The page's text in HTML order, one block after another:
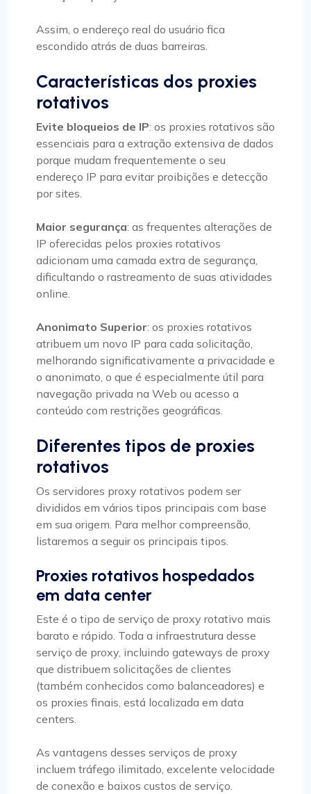
Assim, o endereço real do usuário fica
escondido atrás de duas barreiras.
Características dos proxies
rotativos
Evite bloqueios de IP: os proxies rotativos são
essenciais para a extração extensiva de dados
porque mudam frequentemente o seu
endereço IP para evitar proibições e detecção
por sites.
Maior segurança: as frequentes alterações de
IP oferecidas pelos proxies rotativos
adicionam uma camada extra de segurança,
dificultando o rastreamento de suas atividades
online.
Anonimato Superior: os proxies rotativos
atribuem um novo IP para cada solicitação,
melhorando significativamente a privacidade e
o anonimato, o que é especialmente útil para
navegação privada na Web ou acesso a
conteúdo com restrições geográficas.
Diferentes tipos de proxies
rotativos
Os servidores proxy rotativos podem ser
divididos em vários tipos principais com base
em sua origem. Para melhor compreensão,
listaremos a seguir os principais tipos.
Proxies rotativos hospedados
em data center
Este é o tipo de serviço de proxy rotativo mais
barato e rápido. Toda a infraestrutura desse
serviço de proxy, incluindo gateways de proxy
que distribuem solicitações de clientes
(também conhecidos como balanceadores) e
os proxies finais, está localizada em data
centers.
As vantagens desses serviços de proxy
incluem tráfego ilimitado, excelente velocidade
de conexão e baixos custos de serviço.